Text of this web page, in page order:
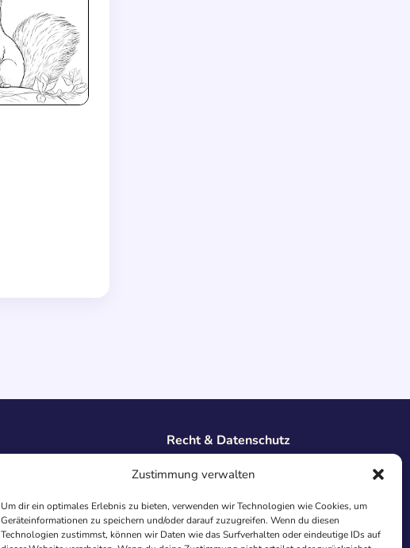
Zustimmung verwalten
Um dir ein optimales Erlebnis zu bieten, verwenden wir Technologien wie Cookies, um
Geräteinformationen zu speichern und/oder darauf zuzugreifen. Wenn du diesen
Technologien zustimmst, können wir Daten wie das Surfverhalten oder eindeutige IDs auf
Recht & Datenschutz
Datenschutz
AGB
Cookies